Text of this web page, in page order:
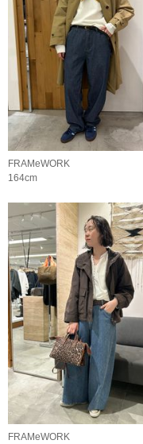
FRAMeWORK
164cm
FRAMeWORK